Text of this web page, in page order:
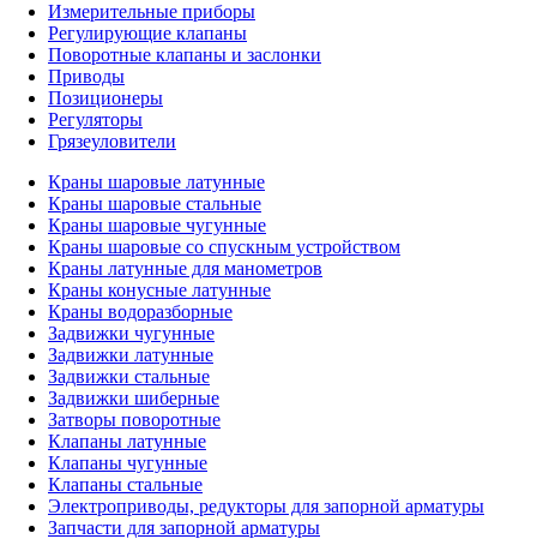
Измерительные приборы
Регулирующие клапаны
Поворотные клапаны и заслонки
Приводы
Позиционеры
Регуляторы
Грязеуловители
Краны шаровые латунные
Краны шаровые стальные
Краны шаровые чугунные
Краны шаровые со спускным устройством
Краны латунные для манометров
Краны конусные латунные
Краны водоразборные
Задвижки чугунные
Задвижки латунные
Задвижки стальные
Задвижки шиберные
Затворы поворотные
Клапаны латунные
Клапаны чугунные
Клапаны стальные
Электроприводы, редукторы для запорной арматуры
Запчасти для запорной арматуры